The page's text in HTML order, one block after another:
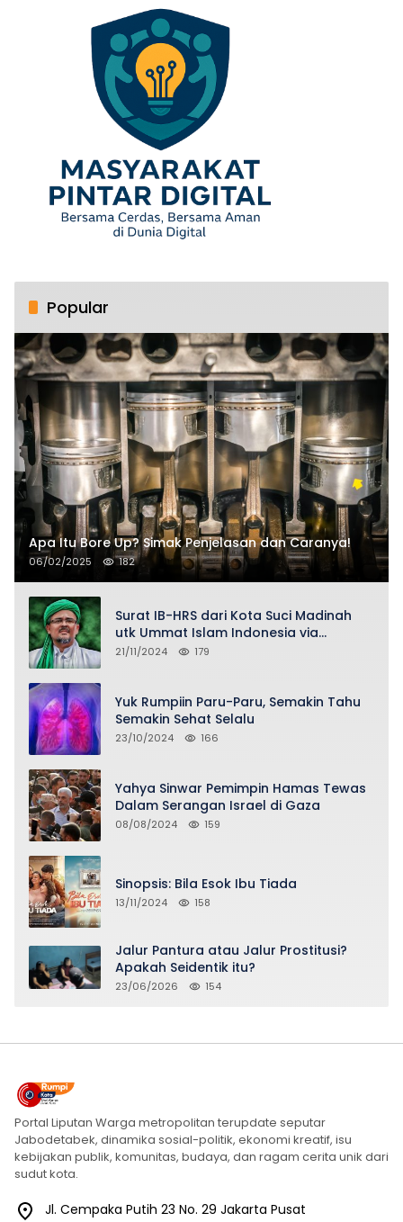
Popular
Apa Itu Bore Up? Simak Penjelasan dan Caranya!
06/02/2025 182
Surat IB-HRS dari Kota Suci Madinah
utk Ummat Islam Indonesia via
Penasihat DPP FPI Asy-Syeikh KH Buya
21/11/2024 179
Yuk Rumpiin Paru-Paru, Semakin Tahu
Semakin Sehat Selalu
23/10/2024 166
Yahya Sinwar Pemimpin Hamas Tewas
Dalam Serangan Israel di Gaza
08/08/2024 159
Sinopsis: Bila Esok Ibu Tiada
13/11/2024 158
Jalur Pantura atau Jalur Prostitusi?
Apakah Seidentik itu?
23/06/2026 154
Portal Liputan Warga metropolitan terupdate seputar
Jabodetabek, dinamika sosial-politik, ekonomi kreatif, isu
kebijakan publik, komunitas, budaya, dan ragam cerita unik dari
sudut kota.
Jl. Cempaka Putih 23 No. 29 Jakarta Pusat